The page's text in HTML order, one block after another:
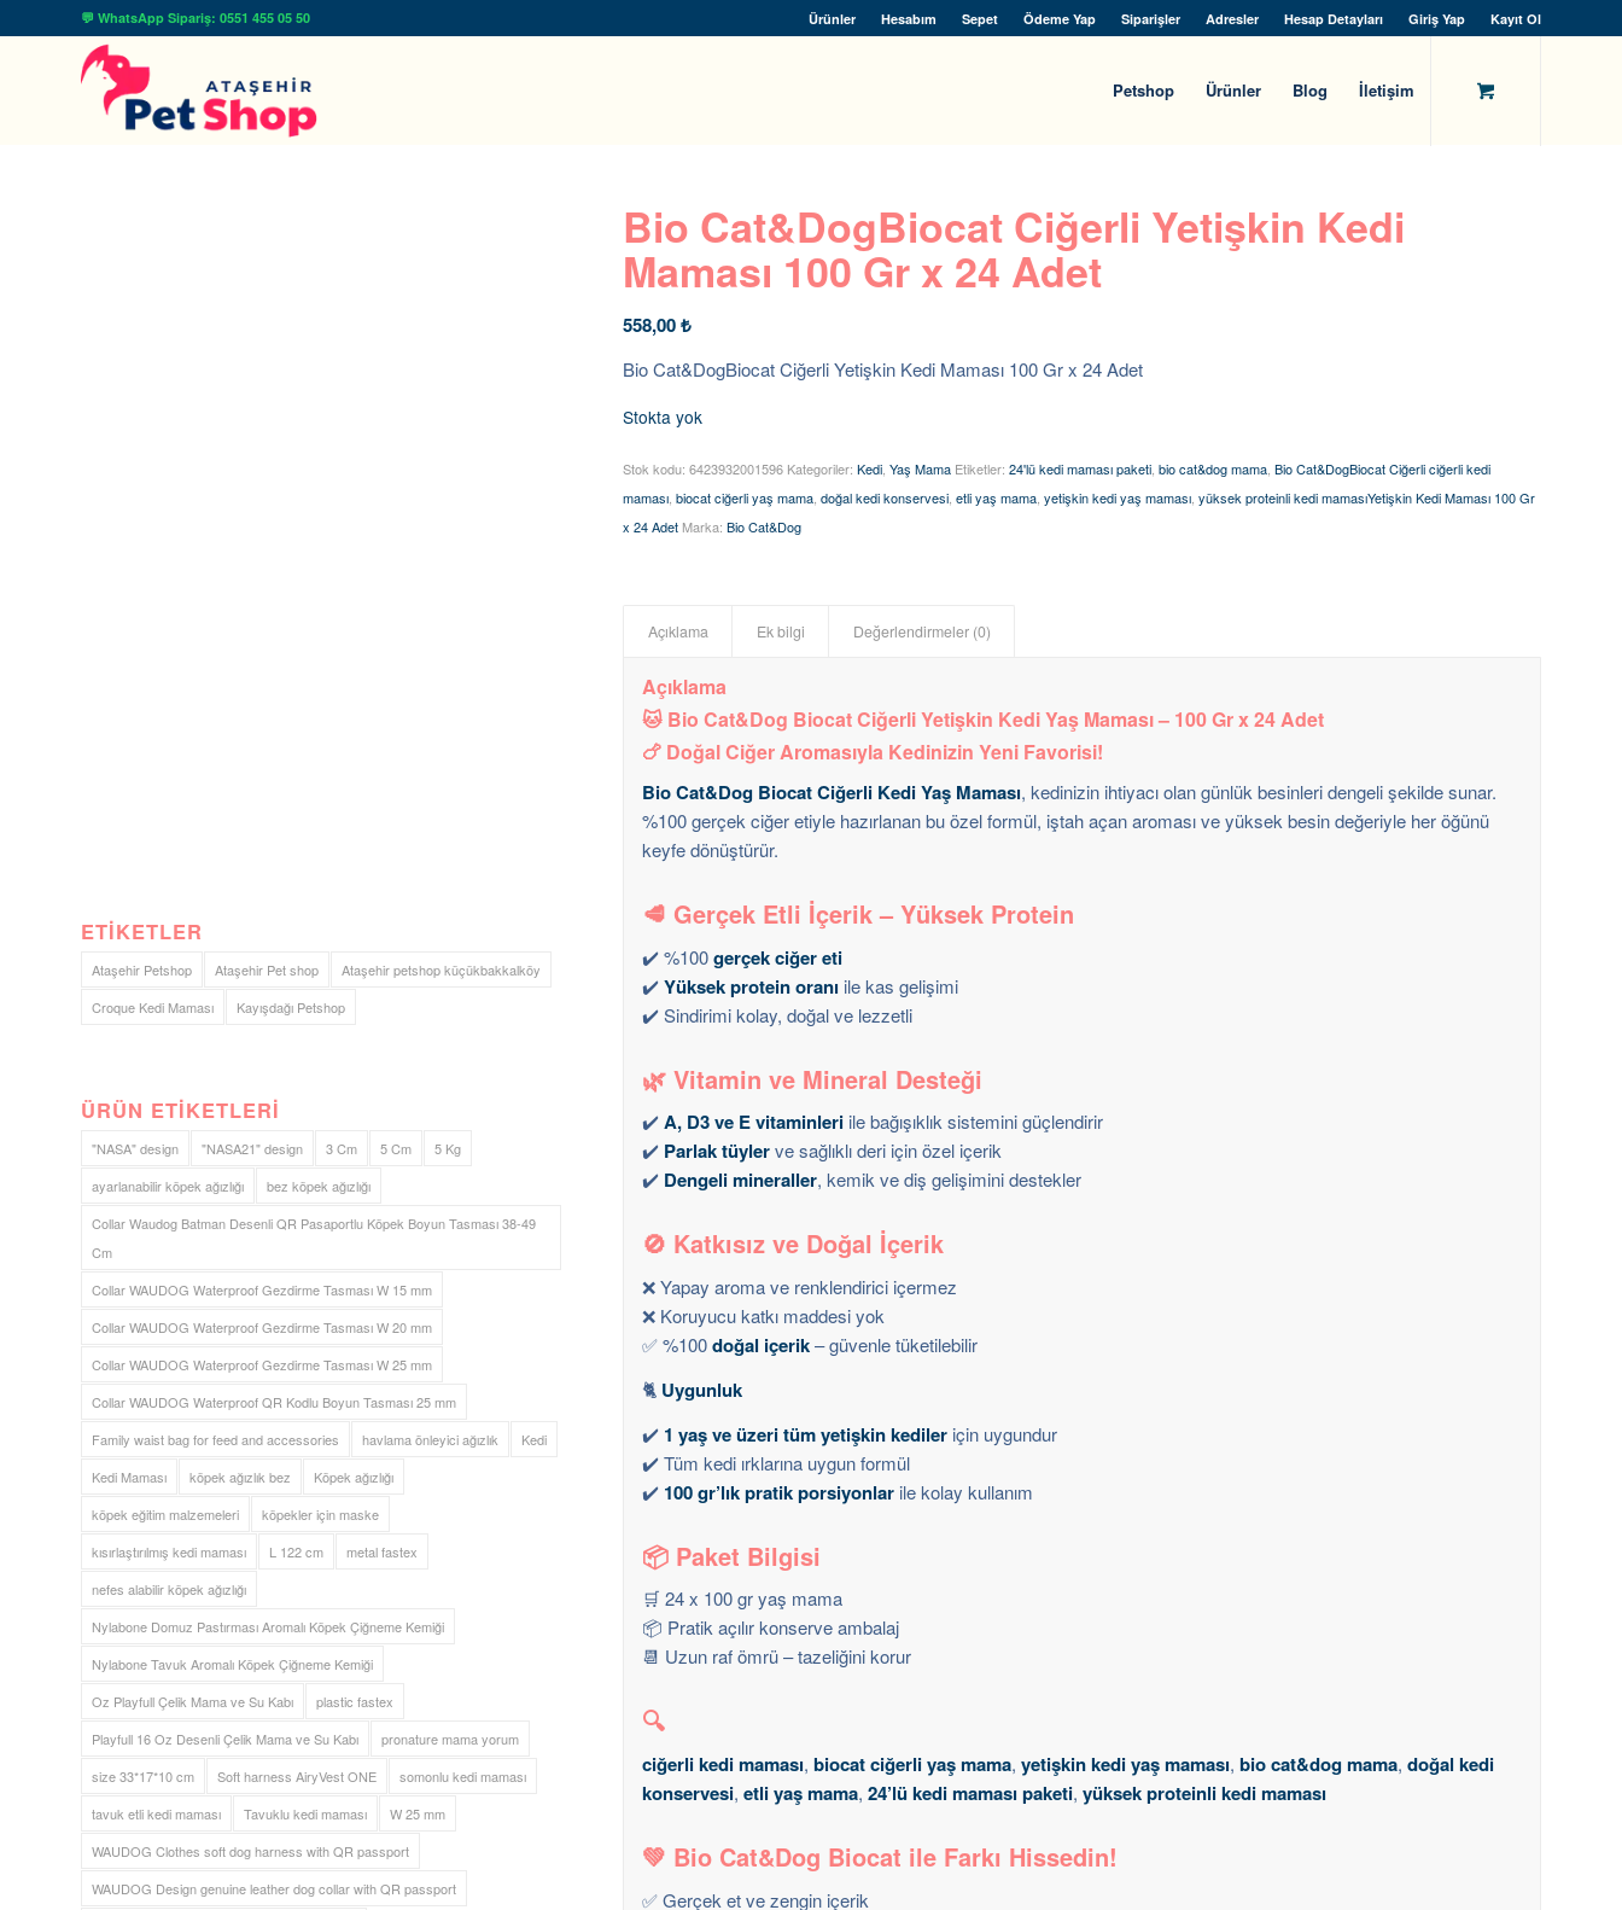
Ürünler Hesabım Sepet Ödeme Yap Siparişler Adresler Hesap Detayları Giriş Yap Kayıt Ol
💬 WhatsApp Sipariş: 0551 455 05 50
Petshop Ürünler Blog İletişim
ETIKETLER
Ataşehir Petshop Ataşehir Pet shop
Ataşehir petshop küçükbakkalköy
Croque Kedi Maması
Kayışdağı Petshop
ÜRÜN ETIKETLERI
"NASA" design "NASA21" design 3 Cm 5 Cm
5 Kg
ayarlanabilir köpek ağızlığı
bez köpek ağızlığı
Collar Waudog Batman Desenli QR Pasaportlu Köpek Boyun Tasması 38-49
Cm
Collar WAUDOG Waterproof Gezdirme Tasması W 15 mm
Collar WAUDOG Waterproof Gezdirme Tasması W 20 mm
Collar WAUDOG Waterproof Gezdirme Tasması W 25 mm
Collar WAUDOG Waterproof QR Kodlu Boyun Tasması 25 mm
Family waist bag for feed and accessories
havlama önleyici ağızlık
Kedi
Kedi Maması
köpek ağızlık bez
Köpek ağızlığı
köpek eğitim malzemeleri
köpekler için maske
kısırlaştırılmış kedi maması
L 122 cm
metal fastex
nefes alabilir köpek ağızlığı
Nylabone Domuz Pastırması Aromalı Köpek Çiğneme Kemiği
Nylabone Tavuk Aromalı Köpek Çiğneme Kemiği
Oz Playfull Çelik Mama ve Su Kabı
plastic fastex
Playfull 16 Oz Desenli Çelik Mama ve Su Kabı
pronature mama yorum
size 33*17*10 cm
Soft harness AiryVest ONE
somonlu kedi maması
tavuk etli kedi maması
Tavuklu kedi maması
W 25 mm
WAUDOG Clothes soft dog harness with QR passport
WAUDOG Design genuine leather dog collar with QR passport
Bio Cat&DogBiocat Ciğerli Yetişkin Kedi
Maması 100 Gr x 24 Adet
558,00₺
Bio Cat&DogBiocat Ciğerli Yetişkin Kedi Maması 100 Gr x 24 Adet
Stokta yok
Stok kodu:6423932001596 Kategoriler:Kedi,Yaş Mama Etiketler:24'lü kedi maması paketi,bio cat&dog mama,Bio Cat&DogBiocat Ciğerli ciğerli kedi
maması,biocat ciğerli yaş mama,doğal kedi konservesi,etli yaş mama,yetişkin kedi yaş maması,yüksek proteinli kedi mamasıYetişkin Kedi Maması 100 Gr
x 24 Adet Marka:Bio Cat&Dog
Açıklama Ek bilgi Değerlendirmeler (0)
Açıklama
🐱 Bio Cat&Dog Biocat Ciğerli Yetişkin Kedi Yaş Maması – 100 Gr x 24 Adet
🍗 Doğal Ciğer Aromasıyla Kedinizin Yeni Favorisi!
Bio Cat&Dog Biocat Ciğerli Kedi Yaş Maması, kedinizin ihtiyacı olan günlük besinleri dengeli şekilde sunar.
%100 gerçek ciğer etiyle hazırlanan bu özel formül, iştah açan aroması ve yüksek besin değeriyle her öğünü
keyfe dönüştürür.
🥩 Gerçek Etli İçerik – Yüksek Protein
✔️ %100gerçek ciğer eti
✔️Yüksek protein oranı ile kas gelişimi
✔️ Sindirimi kolay, doğal ve lezzetli
🌿Vitamin ve Mineral Desteği
✔️A, D3 ve E vitaminleri ile bağışıklık sistemini güçlendirir
✔️ Parlak tüylerve sağlıklı deri için özel içerik
✔️ Dengeli mineraller, kemik ve diş gelişimini destekler
🚫 Katkısız ve Doğal İçerik
❌ Yapay aroma ve renklendirici içermez
❌ Koruyucu katkı maddesi yok
✅ %100doğal içerik– güvenle tüketilebilir
🐈 Uygunluk
✔️ 1 yaş ve üzeri tüm yetişkin kediler için uygundur
✔️ Tüm kedi ırklarına uygun formül
✔️ 100 gr’lık pratik porsiyonlar ile kolay kullanım
📦 Paket Bilgisi
🛒 24 x 100 gr yaş mama
📦 Pratik açılır konserve ambalaj
📆 Uzun raf ömrü – tazeliğini korur
🔍
ciğerli kedi maması,biocat ciğerli yaş mama,yetişkin kedi yaş maması,bio cat&dog mama,doğal kedi
konservesi,etli yaş mama,24’lü kedi maması paketi,yüksek proteinli kedi maması
💚 Bio Cat&Dog Biocat ile Farkı Hissedin!
✅ Gerçek et ve zengin içerik